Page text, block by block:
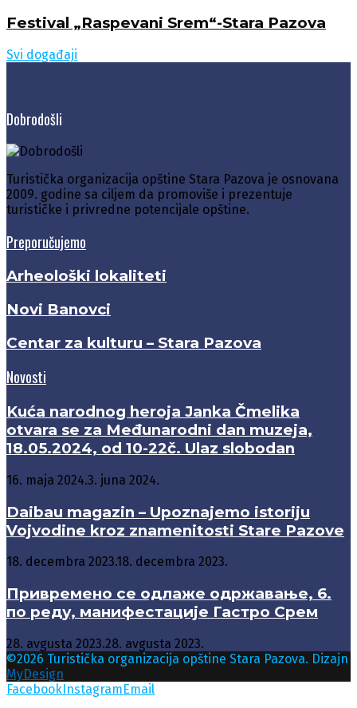
Festival „Raspevani Srem“-Stara Pazova
Svi događaji
Dobrodošli
Turistička organizacija opštine Stara Pazova je osnovana
2009. godine sa ciljem da promoviše i prezentuje
turističke i privredne potencijale opštine.
Preporučujemo
Arheološki lokaliteti
Novi Banovci
Centar za kulturu – Stara Pazova
Novosti
Kuća narodnog heroja Janka Čmelika
otvara se za Međunarodni dan muzeja,
18.05.2024, od 10-22č. Ulaz slobodan
16. maja 2024.3. juna 2024.
Daibau magazin – Upoznajemo istoriju
Vojvodine kroz znamenitosti Stare Pazove
18. decembra 2023.18. decembra 2023.
Привремено се одлаже одржавање, 6.
по реду, манифестације Гастро Срем
28. avgusta 2023.28. avgusta 2023.
©2026 Turistička organizacija opštine Stara Pazova. Dizajn
MyDesign
FacebookInstagramEmail